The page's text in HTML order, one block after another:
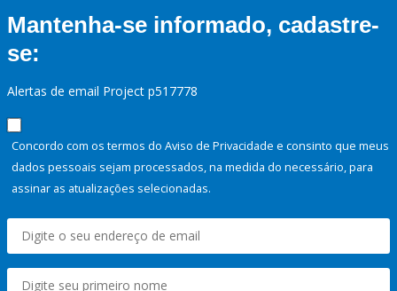
Mantenha-se informado, cadastre-
se:
Alertas de email Project p517778
Concordo com os termos do Aviso de Privacidade e consinto que meus
dados pessoais sejam processados, na medida do necessário, para
assinar as atualizações selecionadas.